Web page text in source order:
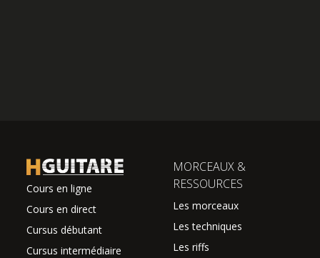
Cours en ligne
Cours en direct
Cursus débutant
Cursus intermédiaire
MORCEAUX &
RESSOURCES
Les morceaux
Les techniques
Les riffs